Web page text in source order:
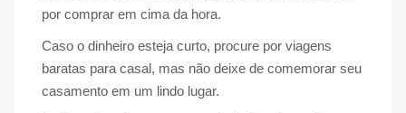
por comprar em cima da hora.
Caso o dinheiro esteja curto, procure por viagens
baratas para casal, mas não deixe de comemorar seu
casamento em um lindo lugar.